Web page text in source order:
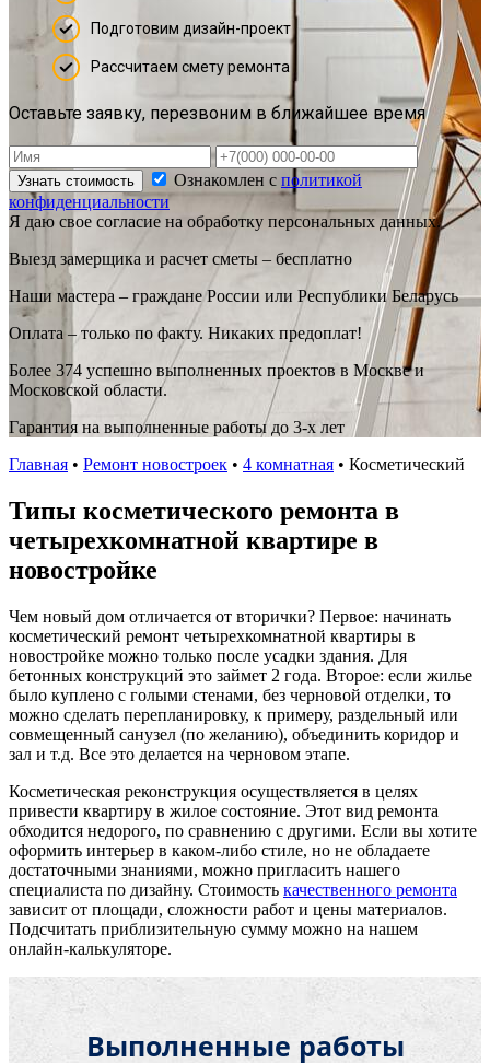
Подготовим дизайн-проект
Рассчитаем смету ремонта
Оставьте заявку, перезвоним в ближайшее время
Узнать стоимость Ознакомлен с политикой
конфиденциальности
Я даю свое согласие на обработку персональных данных.
Выезд замерщика и расчет сметы – бесплатно
Наши мастера – граждане России или Республики Беларусь
Оплата – только по факту. Никаких предоплат!
Более 374 успешно выполненных проектов в Москве и
Московской области.
Гарантия на выполненные работы до 3-х лет
Главная • Ремонт новостроек • 4 комнатная • Косметический
Типы косметического ремонта в
четырехкомнатной квартире в
новостройке
Чем новый дом отличается от вторички? Первое: начинать
косметический ремонт четырехкомнатной квартиры в
новостройке можно только после усадки здания. Для
бетонных конструкций это займет 2 года. Второе: если жилье
было куплено с голыми стенами, без черновой отделки, то
можно сделать перепланировку, к примеру, раздельный или
совмещенный санузел (по желанию), объединить коридор и
зал и т.д. Все это делается на черновом этапе.
Косметическая реконструкция осуществляется в целях
привести квартиру в жилое состояние. Этот вид ремонта
обходится недорого, по сравнению с другими. Если вы хотите
оформить интерьер в каком-либо стиле, но не обладаете
достаточными знаниями, можно пригласить нашего
специалиста по дизайну. Стоимость качественного ремонта
зависит от площади, сложности работ и цены материалов.
Подсчитать приблизительную сумму можно на нашем
онлайн-калькуляторе.